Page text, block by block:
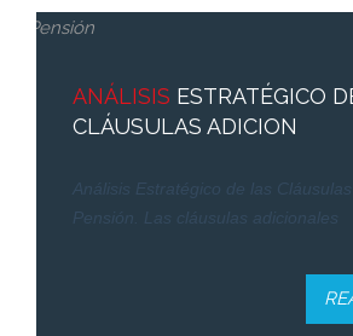
ANÁLISIS ESTRATÉGICO
CLÁUSULAS ADICION
Análisis Estratégico de las
Pensión. Las cláusulas adicionales